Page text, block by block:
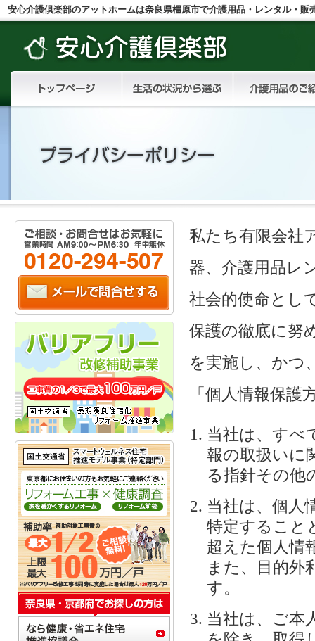
安心介護倶楽部のアットホームは奈良県橿原市で介護用品・レンタル・
私たち有限会社
器、介護用品レ
社会的使命とし
保護の徹底に努
を実施し、かつ
「個人情報保護
当社は、すべ
報の取扱いに
る指針その他
当社は、個人
特定すること
超えた個人情
また、目的外
す。
当社は、ご本